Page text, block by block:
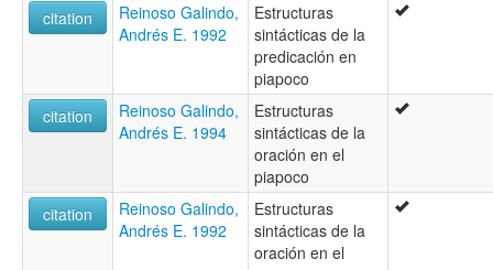
citation
Reinoso Galindo,
Andrés E. 1992
Estructuras
sintácticas de la
predicación en
piapoco
citation
Reinoso Galindo,
Andrés E. 1994
Estructuras
sintácticas de la
oración en el
piapoco
citation
Reinoso Galindo,
Andrés E. 1992
Estructuras
sintácticas de la
oración en el